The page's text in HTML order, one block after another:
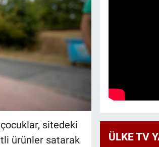
sitedeki
ürünler satarak
ÜLKE TV